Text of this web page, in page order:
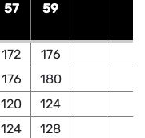
57 59
172
176
176 180
120
124
124 128